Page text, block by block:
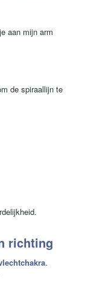
aan mijn arm
de spiraallijn te
richting
.